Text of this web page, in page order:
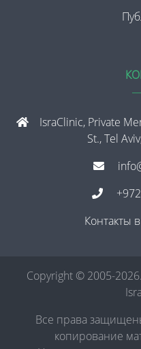
IsraClinic, Private
St., Tel
Контакты
Copyright © 2005-
Все права
копирование